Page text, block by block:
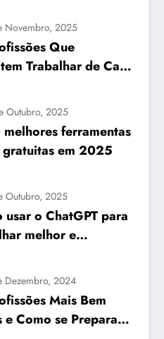
Novembro, 2025
Que
Trabalhar de Casa
Outubro, 2025
melhores ferramentas
em 2025
Outubro, 2025
usar o ChatGPT para
melhor e
Dezembro, 2024
Mais Bem
e Como se Preparar